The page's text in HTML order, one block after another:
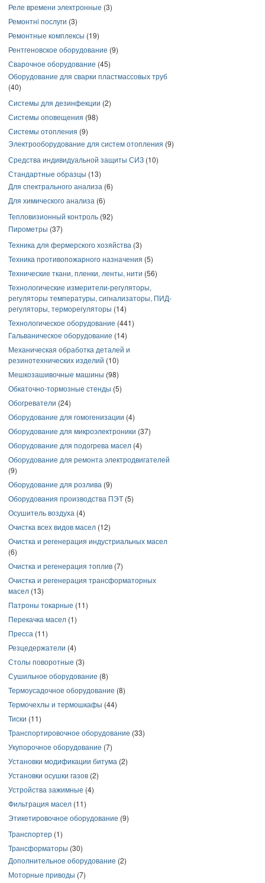
Реле времени электронные (3)
Ремонтнi послуги (3)
Ремонтные комплексы (19)
Рентгеновское оборудование (9)
Сварочное оборудование (45)
Оборудование для сварки пластмассовых труб
(40)
Системы для дезинфекции (2)
Системы оповещения (98)
Системы отопления (9)
Электрооборудование для систем отопления (9)
Средства индивидуальной защиты СИЗ (10)
Стандартные образцы (13)
Для спектрального анализа (6)
Для химического анализа (6)
Тепловизионный контроль (92)
Пирометры (37)
Техника для фермерского хозяйства (3)
Техника противопожарного назначения (5)
Технические ткани, пленки, ленты, нити (56)
Технологические измерители-регуляторы,
регуляторы температуры, сигнализаторы, ПИД-
регуляторы, терморегуляторы (14)
Технологическое оборудование (441)
Гальваническое оборудование (14)
Механическая обработка деталей и
резинотехнических изделий (10)
Мешкозашивочные машины (98)
Обкаточно-тормозные стенды (5)
Обогреватели (24)
Оборудование для гомогенизации (4)
Оборудование для микроэлектроники (37)
Оборудование для подогрева масел (4)
Оборудование для ремонта электродвигателей
(9)
Оборудование для розлива (9)
Оборудования производства ПЭТ (5)
Осушитель воздуха (4)
Очистка всех видов масел (12)
Очистка и регенерация индустриальных масел
(6)
Очистка и регенерация топлив (7)
Очистка и регенерация трансформаторных
масел (13)
Патроны токарные (11)
Перекачка масел (1)
Пресса (11)
Резцедержатели (4)
Столы поворотные (3)
Сушильное оборудование (8)
Термоусадочное оборудование (8)
Термочехлы и термошкафы (44)
Тиски (11)
Транспортировочное оборудование (33)
Укупорочное оборудование (7)
Установки модификации битума (2)
Установки осушки газов (2)
Устройства зажимные (4)
Фильтрация масел (11)
Этикетировочное оборудование (9)
Транспортер (1)
Трансформаторы (30)
Дополнительное оборудование (2)
Моторные приводы (7)